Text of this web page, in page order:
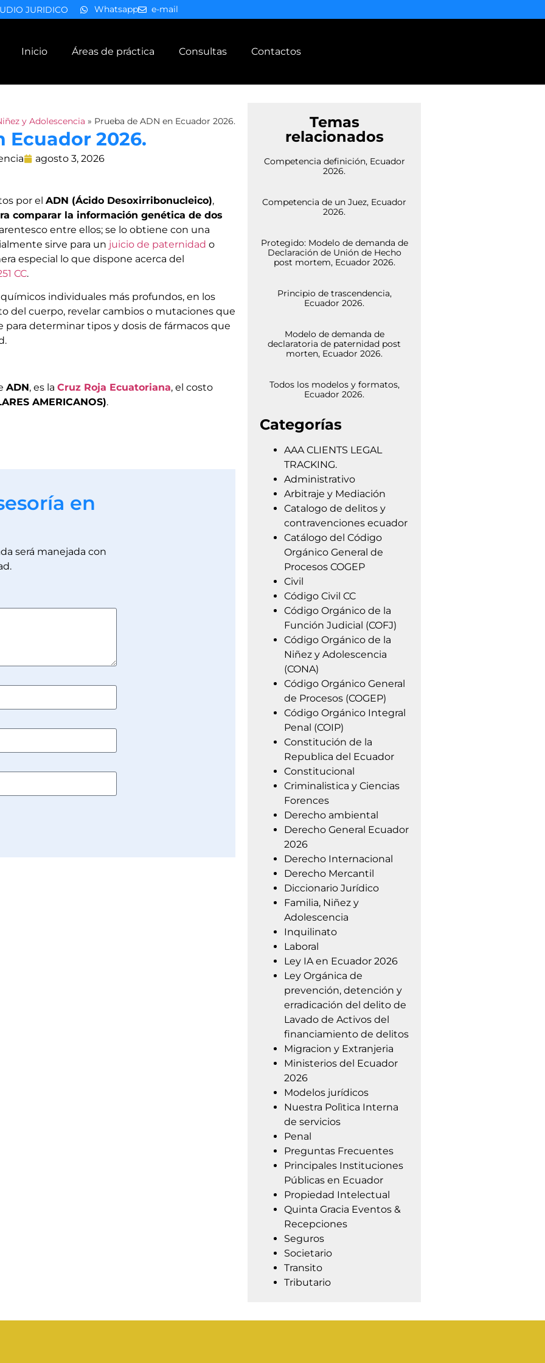
JURIDICO Whatsapp e-mail
Inicio Áreas de práctica Consultas Contactos
y Adolescencia » Prueba de ADN en Ecuador 2026.
Ecuador 2026.
agosto 3, 2026
por el ADN (Ácido Desoxirribonucleico),
comparar la información genética de dos
entre ellos; se lo obtiene con una
sirve para un juicio de paternidad o
especial lo que dispone acerca del
CC.
individuales más profundos, en los
del cuerpo, revelar cambios o mutaciones que
determinar tipos y dosis de fármacos que
ADN, es la Cruz Roja Ecuatoriana, el costo
AMERICANOS).
en
será manejada con
Temas
relacionados
Competencia definición, Ecuador
2026.
Competencia de un Juez, Ecuador
2026.
Protegido: Modelo de demanda de
Declaración de Unión de Hecho
post mortem, Ecuador 2026.
Principio de trascendencia,
Ecuador 2026.
Modelo de demanda de
declaratoria de paternidad post
morten, Ecuador 2026.
Todos los modelos y formatos,
Ecuador 2026.
Categorías
AAA CLIENTS LEGAL
TRACKING.
Administrativo
Arbitraje y Mediación
Catalogo de delitos y
contravenciones ecuador
Catálogo del Código
Orgánico General de
Procesos COGEP
Civil
Código Civil CC
Código Orgánico de la
Función Judicial (COFJ)
Código Orgánico de la
Niñez y Adolescencia
(CONA)
Código Orgánico General
de Procesos (COGEP)
Código Orgánico Integral
Penal (COIP)
Constitución de la
Republica del Ecuador
Constitucional
Criminalistica y Ciencias
Forences
Derecho ambiental
Derecho General Ecuador
2026
Derecho Internacional
Derecho Mercantil
Diccionario Jurídico
Familia, Niñez y
Adolescencia
Inquilinato
Laboral
Ley IA en Ecuador 2026
Ley Orgánica de
prevención, detención y
erradicación del delito de
Lavado de Activos del
financiamiento de delitos
Migracion y Extranjeria
Ministerios del Ecuador
2026
Modelos jurídicos
Nuestra Polìtica Interna
de servicios
Penal
Preguntas Frecuentes
Principales Instituciones
Públicas en Ecuador
Propiedad Intelectual
Quinta Gracia Eventos &
Recepciones
Seguros
Societario
Transito
Tributario